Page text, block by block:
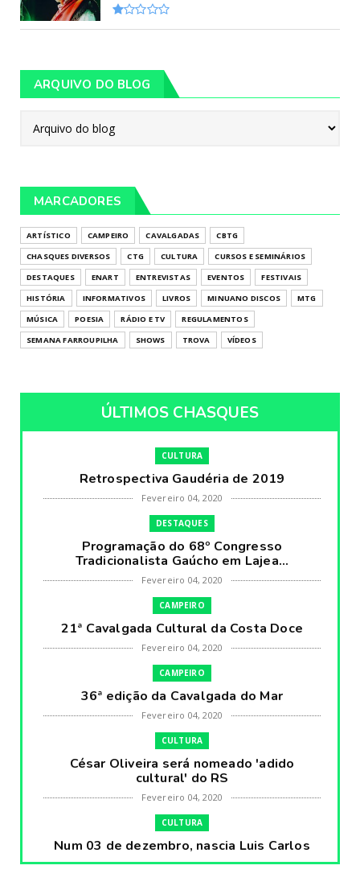
ARQUIVO DO BLOG
MARCADORES
ARTÍSTICO CAMPEIRO CAVALGADAS
CBTG
CHASQUES DIVERSOS
CTG CULTURA
CURSOS E SEMINÁRIOS
DESTAQUES
ENART ENTREVISTAS EVENTOS
FESTIVAIS
HISTÓRIA
INFORMATIVOS LIVROS MINUANO DISCOS
MTG
MÚSICA
POESIA RÁDIO E TV
REGULAMENTOS
SEMANA FARROUPILHA
SHOWS TROVA VÍDEOS
ÚLTIMOS CHASQUES
CULTURA
Retrospectiva Gaudéria de 2019
Fevereiro 04, 2020
DESTAQUES
Programação do 68º Congresso
Tradicionalista Gaúcho em Lajea...
Fevereiro 04, 2020
CAMPEIRO
21ª Cavalgada Cultural da Costa Doce
Fevereiro 04, 2020
CAMPEIRO
36ª edição da Cavalgada do Mar
Fevereiro 04, 2020
CULTURA
César Oliveira será nomeado 'adido
cultural' do RS
Fevereiro 04, 2020
CULTURA
Num 03 de dezembro, nascia Luis Carlos
Prestes, o Cavaleiro ...